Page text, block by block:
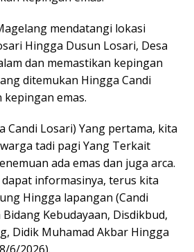
mendatangi lokasi
Hingga Dusun Losari, Desa
dan memastikan kepingan
ditemukan Hingga Candi
emas.
Candi Losari) Yang pertama, kita
tadi pagi Yang Terkait
ada emas dan juga arca.
informasinya, terus kita
Hingga lapangan (Candi
Bidang Kebudayaan, Disdikbud,
Didik Muhamad Akbar Hingga